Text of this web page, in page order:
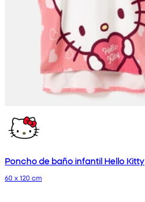
Poncho de baño infantil Hello Kitty
60 x 120 cm